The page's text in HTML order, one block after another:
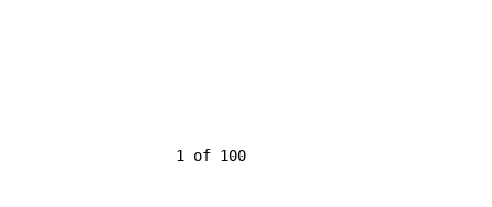
                    1 of 100